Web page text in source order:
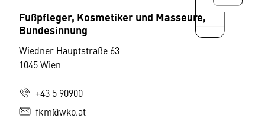
Fußpfleger, Kosmetiker und Masseure,
Bundesinnung
Wiedner Hauptstraße 63
1045 Wien
+43 5 90900
fkm@wko.at